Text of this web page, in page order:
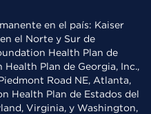
en el país: Kaiser
el Norte y Sur de
Health Plan de
Plan de Georgia, Inc.,
Road NE, Atlanta,
Health Plan de Estados del
Virginia, y Washington,